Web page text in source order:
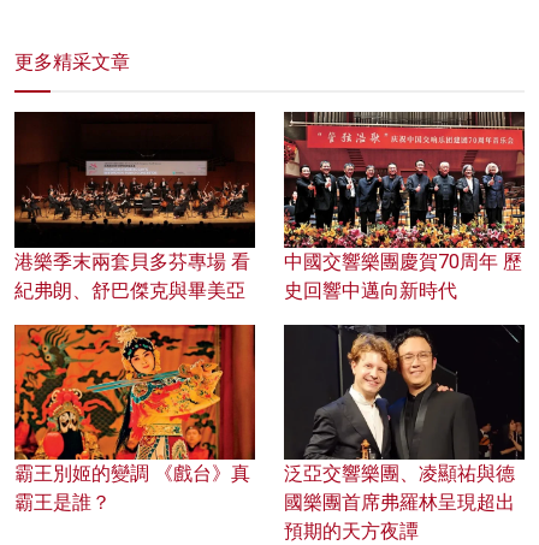
更多精采文章
港樂季末兩套貝多芬專場 看
紀弗朗、舒巴傑克與畢美亞
中國交響樂團慶賀70周年 歷
史回響中邁向新時代
霸王別姬的變調 《戲台》真
霸王是誰？
泛亞交響樂團、凌顯祐與德
國樂團首席弗羅林呈現超出
預期的天方夜譚